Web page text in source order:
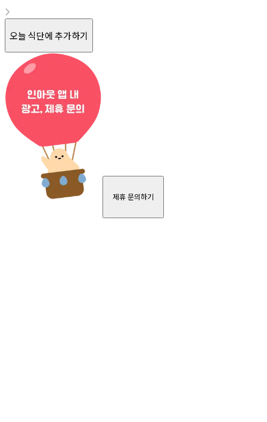
오늘 식단에 추가하기
제휴 문의하기